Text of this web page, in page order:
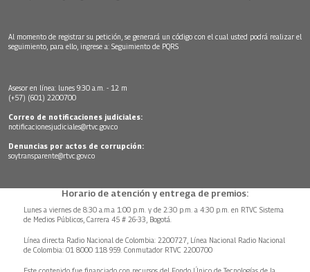
Al momento de registrar su petición, se generará un código con el cual usted podrá realizar el
seguimiento, para ello, ingrese a: Seguimiento de PQRS
Asesor en línea: lunes 9:30 a.m. - 12 m
(+57) (601) 2200700
Correo de notificaciones judiciales:
notificacionesjudiciales@rtvc.gov.co
Denuncias por actos de corrupción:
soytransparente@rtvc.gov.co
Horario de atención y entrega de premios:
Lunes a viernes de 8:30 a.m.a 1:00 p.m. y de 2:30 p.m. a 4:30 p.m. en RTVC Sistema
de Medios Públicos, Carrera 45 # 26-33, Bogotá.
Línea directa Radio Nacional de Colombia: 2200727, Línea Nacional Radio Nacional
de Colombia: 01 8000 118 959. Conmutador RTVC 2200700